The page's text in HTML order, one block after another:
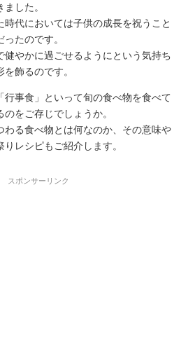
した。
時代においては子供の成長を祝うこと
たのです。
健やかに過ごせるようにという気持ち
飾るのです。
行事食」といって旬の食べ物を食べて
をご存じでしょうか。
わる食べ物とは何なのか、その意味や
レシピもご紹介します。
スポンサーリンク